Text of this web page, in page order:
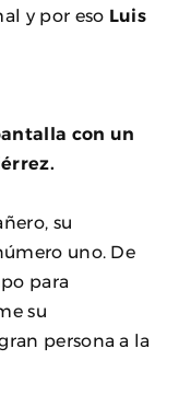
y por eso Luis
con un
su
uno. De
para
su
persona a la